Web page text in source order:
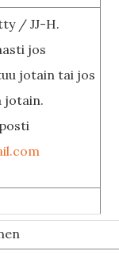
/ JJ-H.
jos
jotain tai jos
jotain.